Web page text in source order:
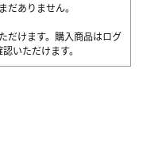
だありません。
だけます。購入商品はログ
いただけます。